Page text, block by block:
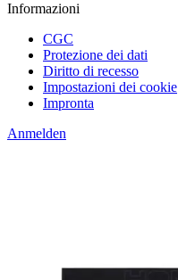
Informazioni
CGC
Protezione dei dati
Diritto di recesso
Impostazioni dei cookie
Impronta
Anmelden